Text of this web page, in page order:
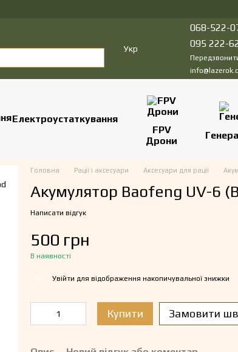
Укр
068-522-
095 222-
Електроустаткування
FPV
Дрони
Головна Рації і аксесуари Аксесуари для рації
Акумулятор Baofeng UV-6
Написати відгук
500 грн
В наявності
Увійти для відображення накопичувальної знижки
Купити Замовити